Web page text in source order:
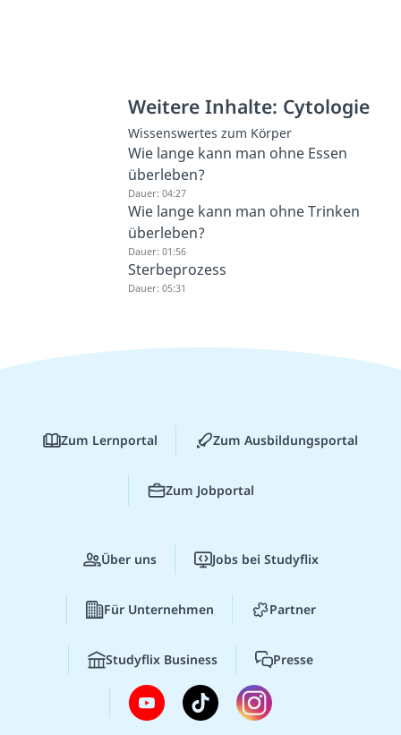
Weitere Inhalte: Cytologie
Wissenswertes zum Körper
Wie lange kann man ohne Essen
überleben?
Dauer: 04:27
Wie lange kann man ohne Trinken
überleben?
Dauer: 01:56
Sterbeprozess
Dauer: 05:31
Zum Lernportal Zum Ausbildungsportal
Zum Jobportal
Über uns Jobs bei Studyflix
Für Unternehmen Partner
Studyflix Business Presse